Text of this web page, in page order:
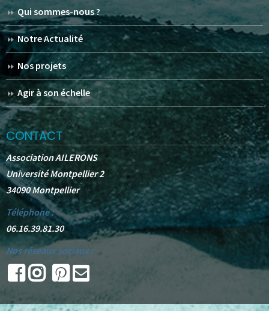
Qui sommes-nous ?
Notre Actualité
Nos projets
Agir à son échelle
CONTACT
Association AILERONS
Université Montpellier 2
34090 Montpellier
Téléphone :
06.16.39.81.30
Nos réseaux sociaux :